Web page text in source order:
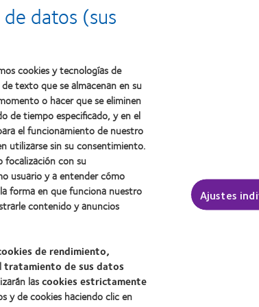
Premio
Manufacturing
100)
(2012)
Legal
Aviso Legal
Aviso de cookies
Buscar un centro
datos (sus
cookies y tecnologías de
texto que se almacenan en su
o hacer que se eliminen
de tiempo especificado, y en el
el funcionamiento de nuestro
utilizarse sin su consentimiento.
focalización con su
usuario y a entender cómo
forma en que funciona nuestro
contenido y anuncios
de rendimiento,
tratamiento de sus datos
lascookies estrictamente
y de cookies haciendo clic en
Ajustes